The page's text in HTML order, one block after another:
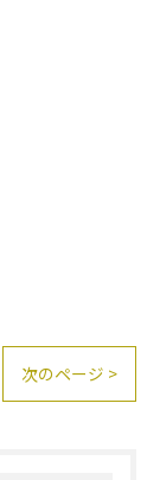
次のページ >